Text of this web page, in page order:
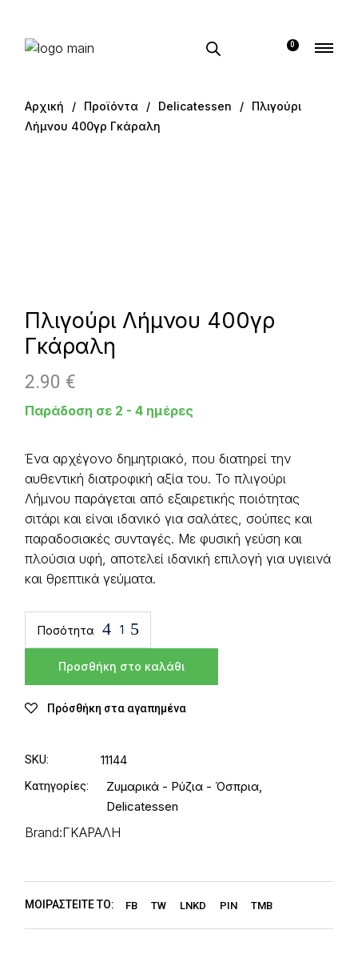
0
Αρχική Προϊόντα Delicatessen
Πλιγούρι
Λήμνου 400γρ Γκάραλη
Πλιγούρι Λήμνου 400γρ
Γκάραλη
2.90 €
Παράδοση σε 2 - 4 ημέρες
Ένα αρχέγονο δημητριακό, που διατηρεί την
αυθεντική διατροφική αξία του. Το πλιγούρι
Λήμνου παράγεται από εξαιρετικής ποιότητας
σιτάρι και είναι ιδανικό για σαλάτες, σούπες και
παραδοσιακές συνταγές. Με φυσική γεύση και
πλούσια υφή, αποτελεί ιδανική επιλογή για υγιεινά
και θρεπτικά γεύματα.
Ποσότητα
Προσθήκη στο καλάθι
Πρόσθήκη στα αγαπημένα
SKU: 11144
Κατηγορίες: Ζυμαρικά - Ρύζια - Όσπρια,
Delicatessen
Brand:ΓΚΑΡΑΛΗ
ΜΟΙΡΑΣΤΕΊΤΕ ΤΟ: FB TW LNKD PIN TMB